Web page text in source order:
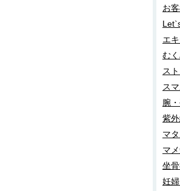
お
エ
む
ス
ス
腕
紫
マ
マ
坐
妊